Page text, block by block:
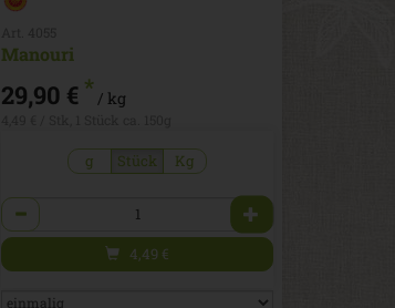
Manouri
29,90 €* / kg
g Stück Kg
Anzahl
4,49 €